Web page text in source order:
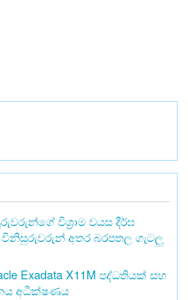
විශ්‍රාම වයස දීර්ඝ
අතර බරපතල ගැටලු
Exadata X11M පද්ධතියක් සහ
අධීක්ෂණය